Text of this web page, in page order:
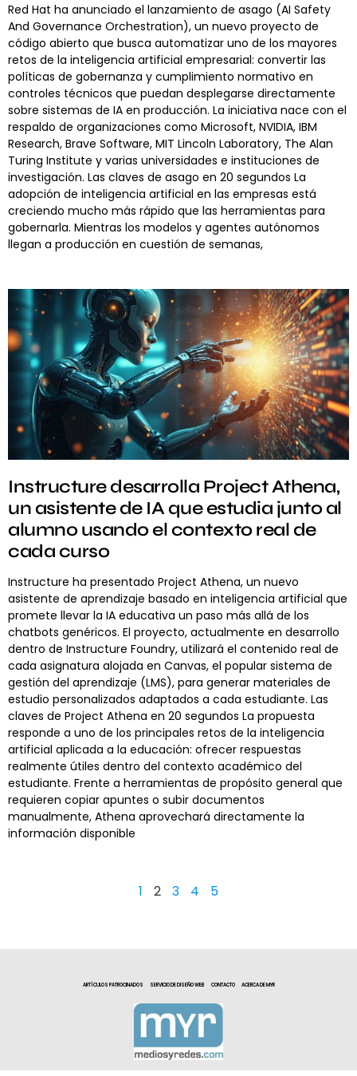
Red Hat ha anunciado el lanzamiento de asago (AI Safety
And Governance Orchestration), un nuevo proyecto de
código abierto que busca automatizar uno de los mayores
retos de la inteligencia artificial empresarial: convertir las
políticas de gobernanza y cumplimiento normativo en
controles técnicos que puedan desplegarse directamente
sobre sistemas de IA en producción. La iniciativa nace con el
respaldo de organizaciones como Microsoft, NVIDIA, IBM
Research, Brave Software, MIT Lincoln Laboratory, The Alan
Turing Institute y varias universidades e instituciones de
investigación. Las claves de asago en 20 segundos La
adopción de inteligencia artificial en las empresas está
creciendo mucho más rápido que las herramientas para
gobernarla. Mientras los modelos y agentes autónomos
llegan a producción en cuestión de semanas,
Instructure desarrolla Project Athena,
un asistente de IA que estudia junto al
alumno usando el contexto real de
cada curso
Instructure ha presentado Project Athena, un nuevo
asistente de aprendizaje basado en inteligencia artificial que
promete llevar la IA educativa un paso más allá de los
chatbots genéricos. El proyecto, actualmente en desarrollo
dentro de Instructure Foundry, utilizará el contenido real de
cada asignatura alojada en Canvas, el popular sistema de
gestión del aprendizaje (LMS), para generar materiales de
estudio personalizados adaptados a cada estudiante. Las
claves de Project Athena en 20 segundos La propuesta
responde a uno de los principales retos de la inteligencia
artificial aplicada a la educación: ofrecer respuestas
realmente útiles dentro del contexto académico del
estudiante. Frente a herramientas de propósito general que
requieren copiar apuntes o subir documentos
manualmente, Athena aprovechará directamente la
información disponible
1 2 3 4 5
ARTÍCULOS PATROCINADOS SERVICIO DE DISEÑO WEB CONTACTO ACERCA DE MYR